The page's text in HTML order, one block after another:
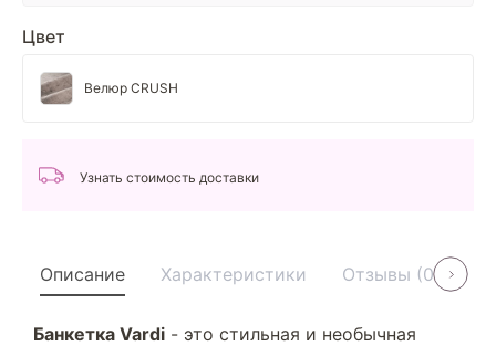
Цвет
Велюр CRUSH
Узнать стоимость доставки
Описание Характеристики Отзывы (0)
Банкетка Vardi - это стильная и необычная